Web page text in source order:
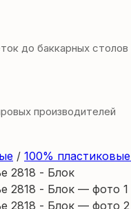
до баккарных столов
производителей
/ 100%